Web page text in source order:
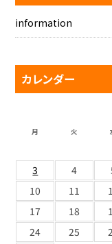
information
カレンダー
月 火
3
4
10
11
17
18
24
25